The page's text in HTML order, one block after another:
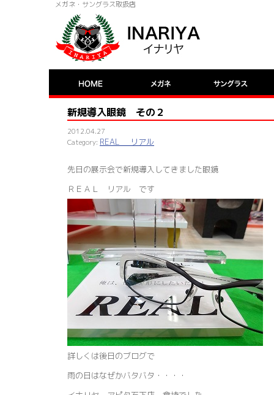
メガネ・サングラス取扱店
新規導入眼鏡 その２
2012.04.27
REAL リアル
先日の展示会で新規導入してきました眼鏡
ＲＥＡＬ リアル です
詳しくは後日のブログで
雨の日はなぜかバタバタ・・・・